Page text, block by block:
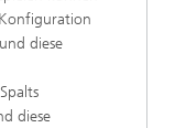
diese
diese